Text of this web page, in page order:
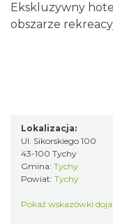
Ekskluzywny
obszarze
Lokalizacja:
Ul. Sikorskiego 100
43-100 Tychy
Gmina: Tychy
Powiat: Tychy
Pokaż wskazówki